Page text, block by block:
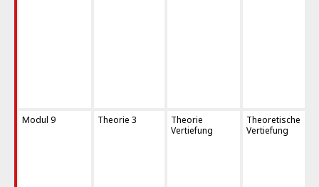
Modul 9 Theorie 3
Theorie
Vertiefung
Theoretische
Vertiefung